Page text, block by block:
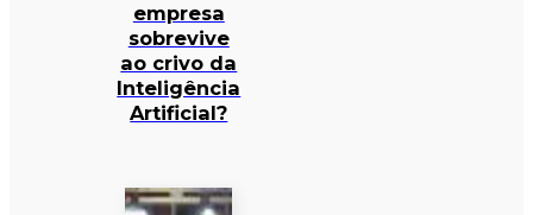
empresa
sobrevive
ao crivo da
Inteligência
Artificial?